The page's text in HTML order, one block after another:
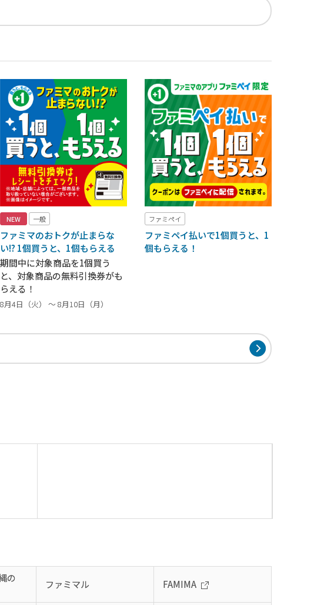
NEW 一般
ファミマのおトクが止まらな
い!? 1個買うと、1個もらえる
期間中に対象商品を1個買う
と、対象商品の無料引換券がも
らえる！
8月4日（火） ～ 8月10日（月）
ファミペイ
ファミペイ払いで1個買うと、1
個もらえる！
の
ファミマル FAMIMA